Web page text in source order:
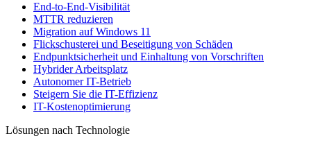
End-to-End-Visibilität
MTTR reduzieren
Migration auf Windows 11
Flickschusterei und Beseitigung von Schäden
Endpunktsicherheit und Einhaltung von Vorschriften
Hybrider Arbeitsplatz
Autonomer IT-Betrieb
Steigern Sie die IT-Effizienz
IT-Kostenoptimierung
Lösungen nach Technologie